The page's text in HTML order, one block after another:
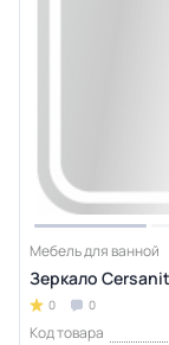
Мебель для ванной
Зеркало
0 0
Код товара